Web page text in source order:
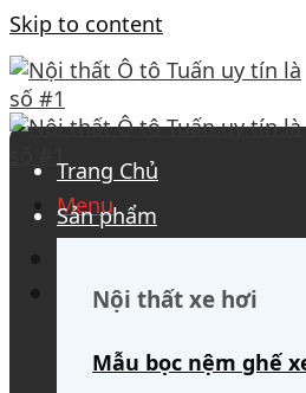
Skip to content
Menu
Search for:
Trang Chủ
Sản phẩm
Nội thất xe hơi
Mẫu bọc nệm ghế